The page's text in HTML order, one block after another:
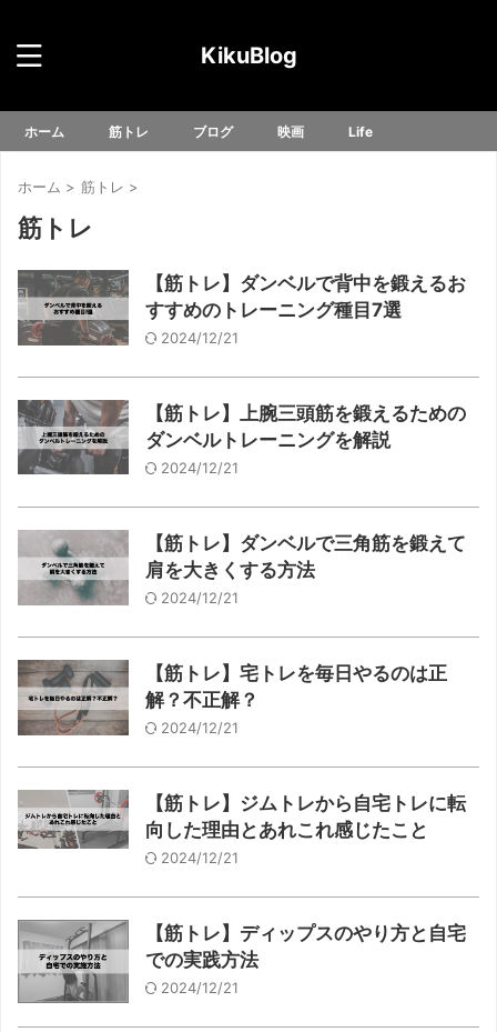
KikuBlog
ホーム 筋トレ ブログ 映画 Life
ホーム > 筋トレ >
筋トレ
【筋トレ】ダンベルで背中を鍛えるお
すすめのトレーニング種目7選
2024/12/21
【筋トレ】上腕三頭筋を鍛えるための
ダンベルトレーニングを解説
2024/12/21
【筋トレ】ダンベルで三角筋を鍛えて
肩を大きくする方法
2024/12/21
【筋トレ】宅トレを毎日やるのは正
解？不正解？
2024/12/21
【筋トレ】ジムトレから自宅トレに転
向した理由とあれこれ感じたこと
2024/12/21
【筋トレ】ディップスのやり方と自宅
での実践方法
2024/12/21